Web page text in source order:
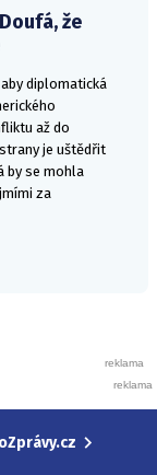
že
diplomatická
až do
je uštědřit
by se mohla
za